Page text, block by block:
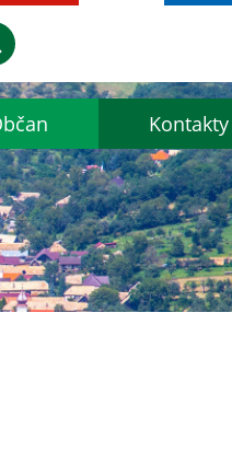
Kontakty